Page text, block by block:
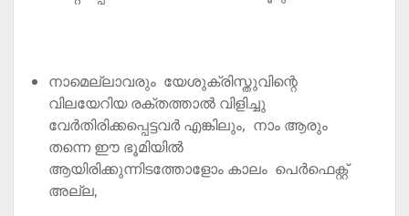
നാമെല്ലാവരും യേശുക്രിസ്തുവിന്റെ
വിലയേറിയ രക്തത്താൽ വിളിച്ചു
വേർതിരിക്കപ്പെട്ടവർ എങ്കിലും, നാം ആരും
തന്നെ ഈ ഭൂമിയിൽ
ആയിരിക്കുന്നിടത്തോളോം കാലം പെർഫെക്റ്റ്
അല്ല,